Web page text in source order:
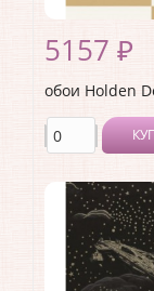
5157 ₽
обои Holden
Коллекция:
Длина рулона:
Ширина
Материал
Страна: